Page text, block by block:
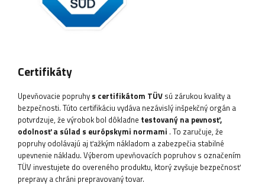
Certifikáty
Upevňovacie popruhy s certifikátom TÜV sú zárukou kvality a
bezpečnosti. Túto certifikáciu vydáva nezávislý inšpekčný orgán a
potvrdzuje, že výrobok bol dôkladne testovaný na pevnosť,
odolnosť a súlad s európskymi normami . To zaručuje, že
popruhy odolávajú aj ťažkým nákladom a zabezpečia stabilné
upevnenie nákladu. Výberom upevňovacích popruhov s označením
TÜV investujete do overeného produktu, ktorý zvyšuje bezpečnosť
prepravy a chráni prepravovaný tovar.